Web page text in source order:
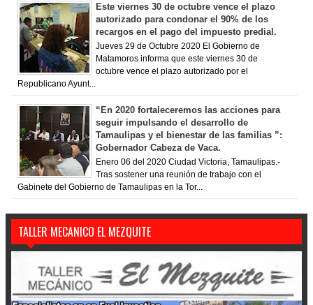
Este viernes 30 de octubre vence el plazo
autorizado para condonar el 90% de los
recargos en el pago del impuesto predial.
Jueves 29 de Octubre 2020 El Gobierno de
Matamoros informa que este viernes 30 de
octubre vence el plazo autorizado por el
Republicano Ayunt...
“En 2020 fortaleceremos las acciones para
seguir impulsando el desarrollo de
Tamaulipas y el bienestar de las familias ”:
Gobernador Cabeza de Vaca.
Enero 06 del 2020 Ciudad Victoria, Tamaulipas.-
Tras sostener una reunión de trabajo con el
Gabinete del Gobierno de Tamaulipas en la Tor...
TALLER MECANICO EL MEZQUITE